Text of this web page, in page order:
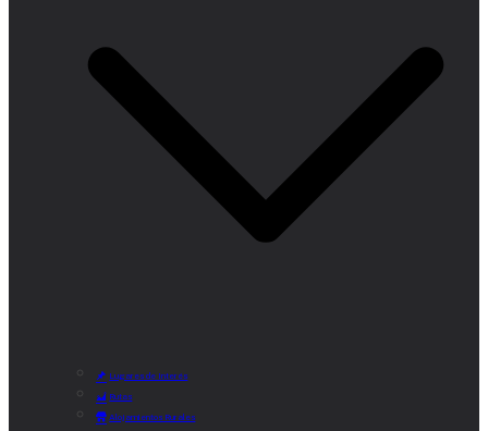
Lugares de Interés
Rutas
Alojamientos Rurales